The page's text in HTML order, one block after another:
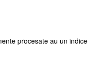
procesate au un indice